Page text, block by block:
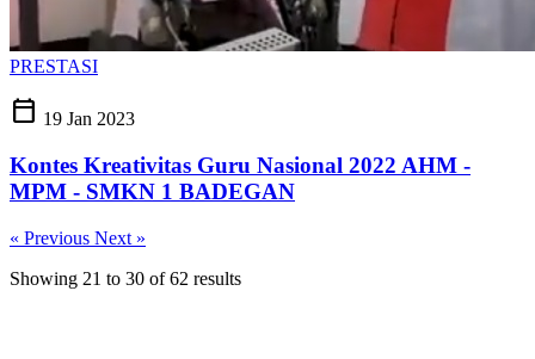
PRESTASI
calendar_today 19 Jan 2023
Kontes Kreativitas Guru Nasional 2022 AHM -
MPM - SMKN 1 BADEGAN
« Previous Next »
Showing 21 to 30 of62 results